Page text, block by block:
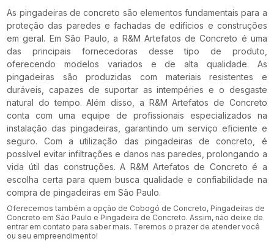
As pingadeiras de concreto são elementos fundamentais para a
proteção das paredes e fachadas de edifícios e construções
em geral. Em São Paulo, a R&M Artefatos de Concreto é uma
das principais fornecedoras desse tipo de produto,
oferecendo modelos variados e de alta qualidade. As
pingadeiras são produzidas com materiais resistentes e
duráveis, capazes de suportar as intempéries e o desgaste
natural do tempo. Além disso, a R&M Artefatos de Concreto
conta com uma equipe de profissionais especializados na
instalação das pingadeiras, garantindo um serviço eficiente e
seguro. Com a utilização das pingadeiras de concreto, é
possível evitar infiltrações e danos nas paredes, prolongando a
vida útil das construções. A R&M Artefatos de Concreto é a
escolha certa para quem busca qualidade e confiabilidade na
compra de pingadeiras em São Paulo.
Oferecemos também a opção de Cobogó de Concreto, Pingadeiras de
Concreto em São Paulo e Pingadeira de Concreto. Assim, não deixe de
entrar em contato para saber mais. Teremos o prazer de atender você
ou seu empreendimento!